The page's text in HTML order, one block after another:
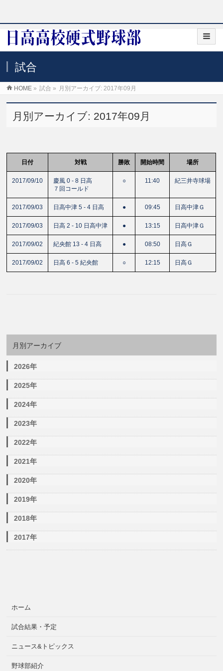
試合
HOME » 試合 » 月別アーカイブ: 2017年09月
月別アーカイブ: 2017年09月
日付 対戦 勝敗 開始時間 場所
2017/09/10
慶風 0 - 8 日高
７回コールド
○ 11:40 紀三井寺球場
2017/09/03 日高中津 5 - 4 日高 ● 09:45 日高中津Ｇ
2017/09/03 日高 2 - 10 日高中津 ● 13:15 日高中津Ｇ
2017/09/02 紀央館 13 - 4 日高 ● 08:50 日高Ｇ
2017/09/02 日高 6 - 5 紀央館 ○ 12:15 日高Ｇ
月別アーカイブ
2026年
2025年
2024年
2023年
2022年
2021年
2020年
2019年
2018年
2017年
ホーム
試合結果・予定
ニュース&トピックス
野球部紹介